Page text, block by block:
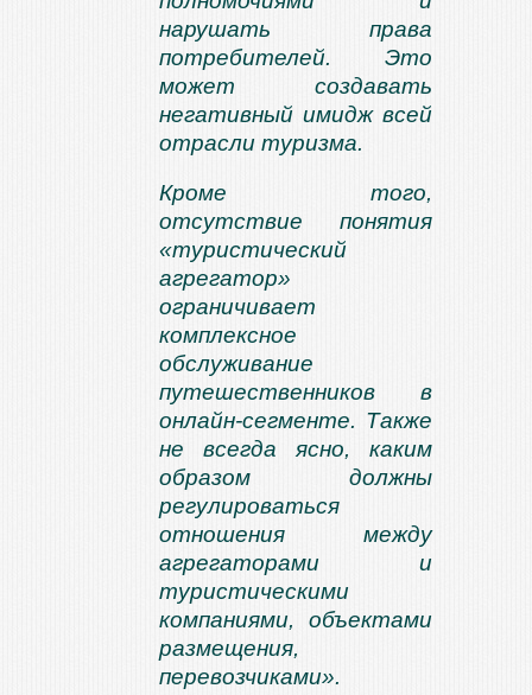
нарушать права
потребителей. Это
может создавать
негативный имидж всей
отрасли туризма.
Кроме того,
отсутствие понятия
«туристический
агрегатор»
ограничивает
комплексное
обслуживание
путешественников в
онлайн-сегменте. Также
не всегда ясно, каким
образом должны
регулироваться
отношения между
агрегаторами и
туристическими
компаниями, объектами
размещения,
перевозчиками».